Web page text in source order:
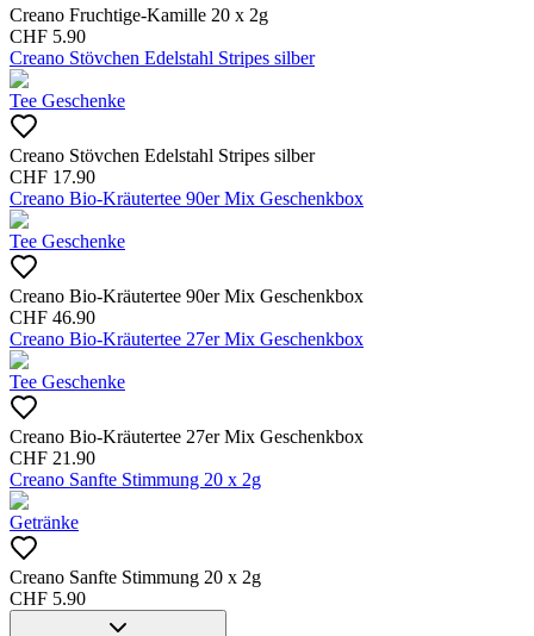
Creano Fruchtige-Kamille 20 x 2g
CHF 5.90
Creano Stövchen Edelstahl Stripes silber
Tee Geschenke
Creano Stövchen Edelstahl Stripes silber
CHF 17.90
Creano Bio-Kräutertee 90er Mix Geschenkbox
Tee Geschenke
Creano Bio-Kräutertee 90er Mix Geschenkbox
CHF 46.90
Creano Bio-Kräutertee 27er Mix Geschenkbox
Tee Geschenke
Creano Bio-Kräutertee 27er Mix Geschenkbox
CHF 21.90
Creano Sanfte Stimmung 20 x 2g
Getränke
Creano Sanfte Stimmung 20 x 2g
CHF 5.90